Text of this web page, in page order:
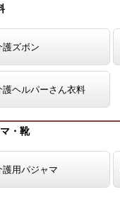
護ズボン
護ヘルパーさん衣料
・靴
護用パジャマ